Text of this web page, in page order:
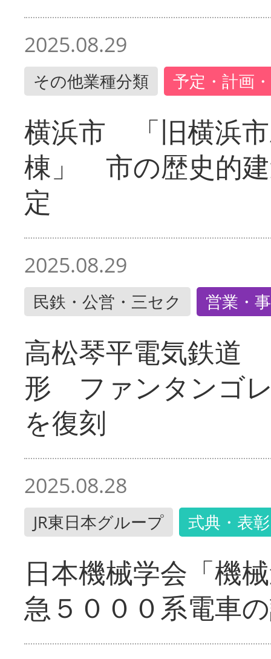
2025.08.29
その他業種分類 予定・計画
横浜市 「旧横浜
棟」 市の歴史的
定
2025.08.29
民鉄・公営・三セク 営業・
高松琴平電気鉄道
形 ファンタンゴ
を復刻
2025.08.28
JR東日本グループ 式典・表彰
日本機械学会「機
急５０００系電車